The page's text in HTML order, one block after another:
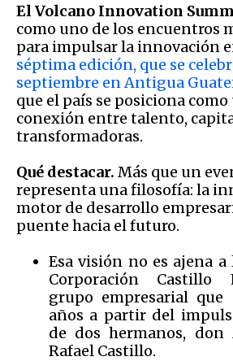
El Volcano Innovation
como uno de los encuentros
para impulsar la innovación
séptima edición, que se
septiembre en Antigua
que el país se posiciona
conexión entre talento,
transformadoras.
Qué destacar. Más que un
representa una filosofía: la
motor de desarrollo
puente hacia el futuro.
Esa visión no es ajena
Corporación Castillo
grupo empresarial que
años a partir del
de dos hermanos,
Rafael Castillo.